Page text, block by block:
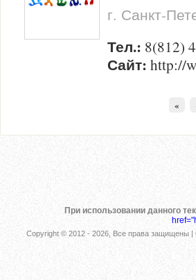
г. Санкт-
Тел.: 8(812)
Сайт: http://
«
При использовании данного
Copyright © 2012 - 2026, Все права защищены |